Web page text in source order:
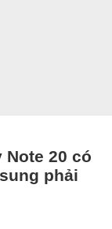
Note 20 có
phải